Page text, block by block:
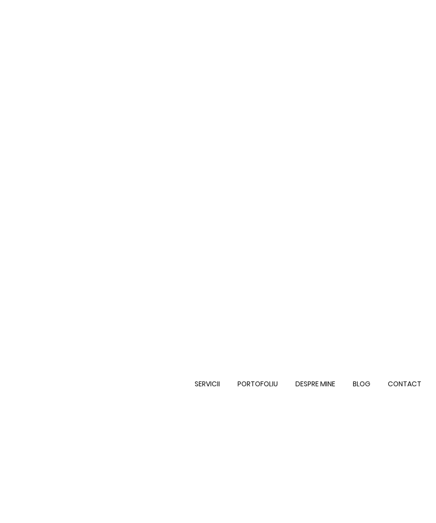
SERVICII PORTOFOLIU DESPRE MINE BLOG CONTACT